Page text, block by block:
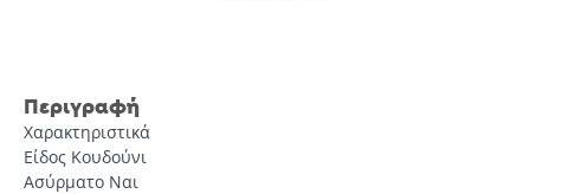
Περιγραφή
Χαρακτηριστικά
Είδος Κουδούνι
Ασύρματο Ναι